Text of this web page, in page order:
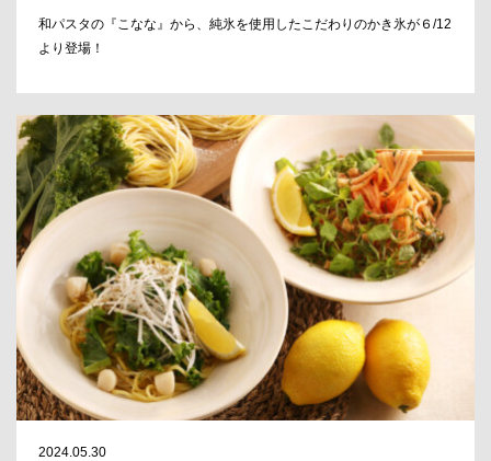
和パスタの『こなな』から、純氷を使用したこだわりのかき氷が６/12
より登場！
2024.05.30